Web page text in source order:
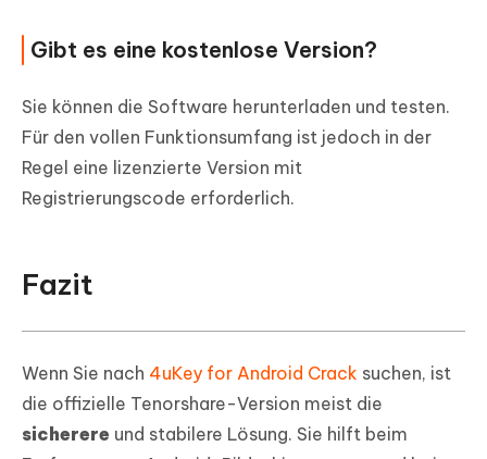
Gibt es eine kostenlose Version?
Sie können die Software herunterladen und testen.
Für den vollen Funktionsumfang ist jedoch in der
Regel eine lizenzierte Version mit
Registrierungscode erforderlich.
Fazit
Wenn Sie nach 4uKey for Android Crack suchen, ist
die offizielle Tenorshare-Version meist die
sicherere und stabilere Lösung. Sie hilft beim